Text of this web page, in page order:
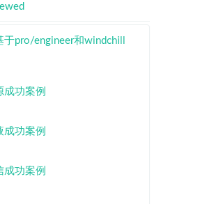
pro/engineer和windchill
成功案例
成功案例
成功案例